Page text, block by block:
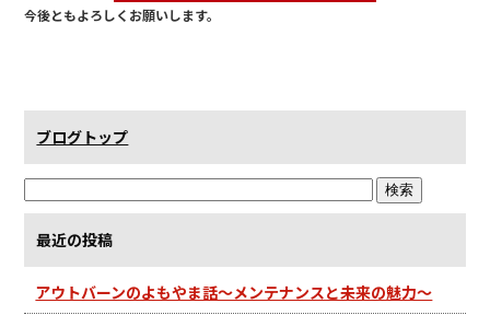
今後ともよろしくお願いします。
ブログトップ
最近の投稿
アウトバーンのよもやま話～メンテナンスと未来の魅力～